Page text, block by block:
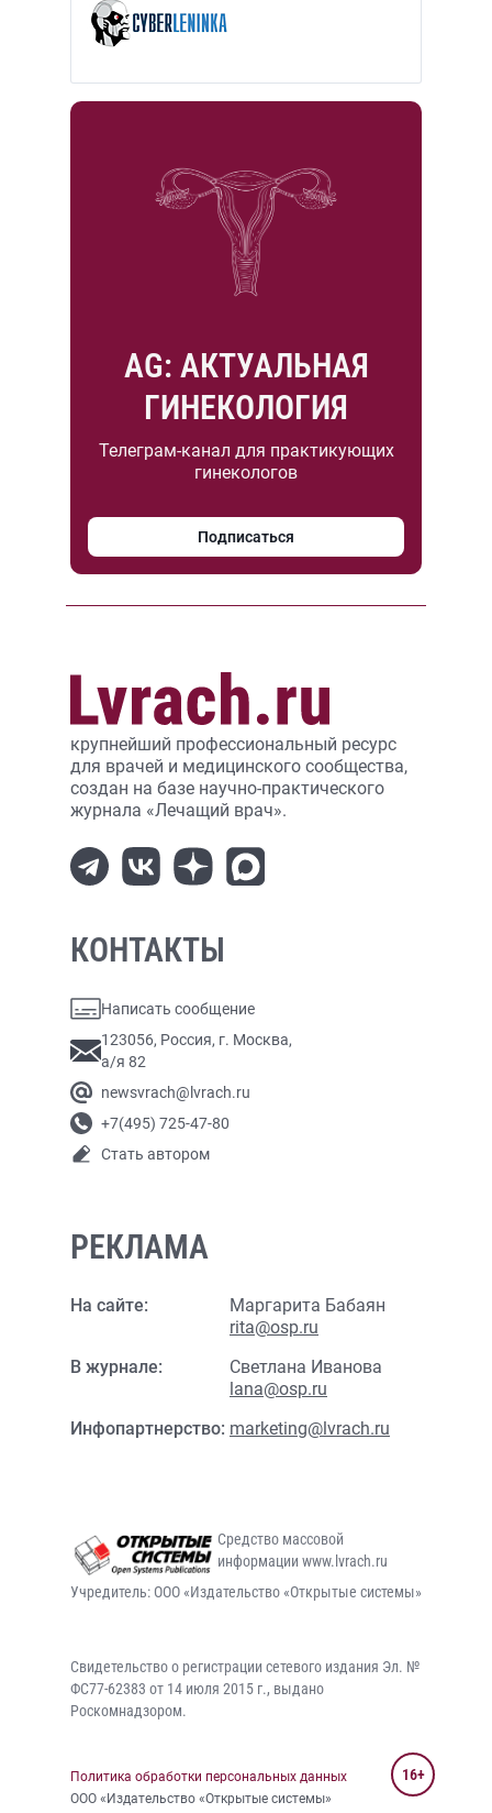
AG: АКТУАЛЬНАЯ
ГИНЕКОЛОГИЯ
Телеграм-канал для практикующих
гинекологов
Подписаться
крупнейший профессиональный ресурс
для врачей и медицинского сообщества,
создан на базе научно-практического
журнала «Лечащий врач».
КОНТАКТЫ
Написать сообщение
123056, Россия, г. Москва,
а/я 82
newsvrach@lvrach.ru
+7(495) 725-47-80
Стать автором
РЕКЛАМА
На сайте:
Маргарита Бабаян
rita@osp.ru
В журнале:
Светлана Иванова
lana@osp.ru
Инфопартнерство: marketing@lvrach.ru
Средство массовой
информации www.lvrach.ru
Учредитель: ООО «Издательство «Открытые системы»
Свидетельство о регистрации сетевого издания Эл. №
ФС77-62383 от 14 июля 2015 г., выдано
Роскомнадзором.
Политика обработки персональных данных
ООО «Издательство «Открытые системы»
16+